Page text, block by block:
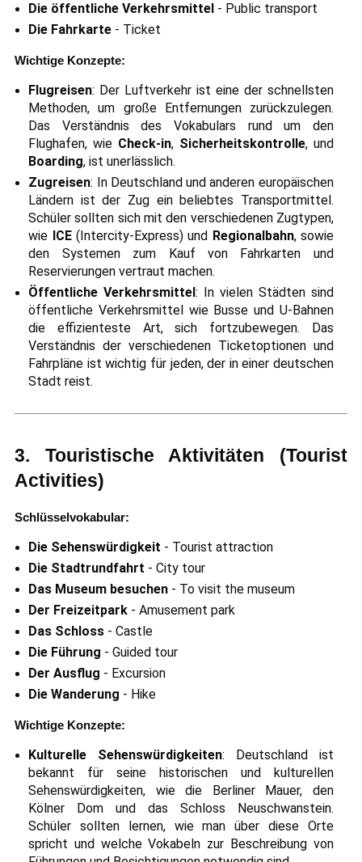
Die öffentliche Verkehrsmittel - Public transport
Die Fahrkarte - Ticket
Wichtige Konzepte:
Flugreisen: Der Luftverkehr ist eine der schnellsten
Methoden, um große Entfernungen zurückzulegen.
Das Verständnis des Vokabulars rund um den
Flughafen, wie Check-in, Sicherheitskontrolle, und
Boarding, ist unerlässlich.
Zugreisen: In Deutschland und anderen europäischen
Ländern ist der Zug ein beliebtes Transportmittel.
Schüler sollten sich mit den verschiedenen Zugtypen,
wie ICE(Intercity-Express) und Regionalbahn, sowie
den Systemen zum Kauf von Fahrkarten und
Reservierungen vertraut machen.
Öffentliche Verkehrsmittel: In vielen Städten sind
öffentliche Verkehrsmittel wie Busse und U-Bahnen
die effizienteste Art, sich fortzubewegen. Das
Verständnis der verschiedenen Ticketoptionen und
Fahrpläne ist wichtig für jeden, der in einer deutschen
Stadt reist.
3. Touristische Aktivitäten (Tourist
Activities)
Schlüsselvokabular:
Die Sehenswürdigkeit - Tourist attraction
Die Stadtrundfahrt - City tour
Das Museum besuchen - To visit the museum
Der Freizeitpark - Amusement park
Das Schloss - Castle
Die Führung - Guided tour
Der Ausflug - Excursion
Die Wanderung - Hike
Wichtige Konzepte:
Kulturelle Sehenswürdigkeiten: Deutschland ist
bekannt für seine historischen und kulturellen
Sehenswürdigkeiten, wie die Berliner Mauer, den
Kölner Dom und das Schloss Neuschwanstein.
Schüler sollten lernen, wie man über diese Orte
spricht und welche Vokabeln zur Beschreibung von